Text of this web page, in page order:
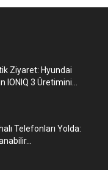
Ziyaret: Hyundai
IONIQ 3 Üretimini...
Telefonları Yolda: